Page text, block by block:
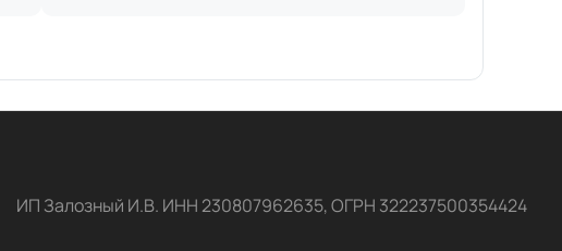
ИП Залозный И.В. ИНН 230807962635, ОГРН 322237500354424